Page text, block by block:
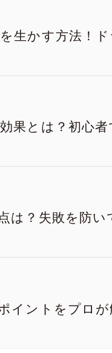
生かす方法！
果とは？初心
は？失敗を防
イントをプロ